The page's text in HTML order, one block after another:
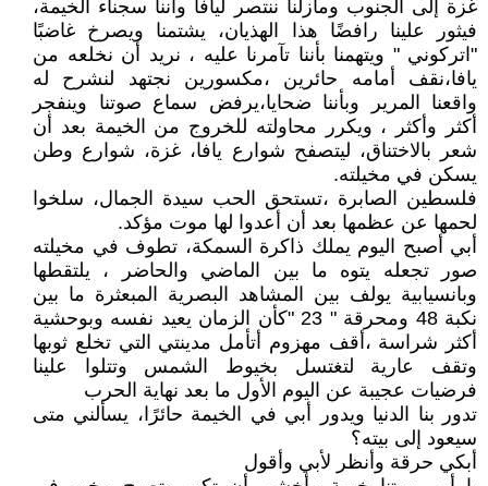
غزة إلى الجنوب ومازلنا ننتصر ليافا وأننا سجناء الخيمة،
فيثور علينا رافضًا هذا الهذيان، يشتمنا ويصرخ غاضبًا
"اتركوني " ويتهمنا بأننا تآمرنا عليه ، نريد أن نخلعه من
يافا،نقف أمامه حائرين ،مكسورين نجتهد لنشرح له
واقعنا المرير وبأننا ضحايا،يرفض سماع صوتنا وينفجر
أكثر وأكثر ، ويكرر محاولته للخروج من الخيمة بعد أن
شعر بالاختناق، ليتصفح شوارع يافا، غزة، شوارع وطن
يسكن في مخيلته.
فلسطين الصابرة ،تستحق الحب سيدة الجمال، سلخوا
لحمها عن عظمها بعد أن أعدوا لها موت مؤكد.
أبي أصبح اليوم يملك ذاكرة السمكة، تطوف في مخيلته
صور تجعله يتوه ما بين الماضي والحاضر ، يلتقطها
وبانسيابية يولف بين المشاهد البصرية المبعثرة ما بين
نكبة 48 ومحرقة " 23 "كأن الزمان يعيد نفسه وبوحشية
أكثر شراسة ،أقف مهزوم أتأمل مدينتي التي تخلع ثوبها
وتقف عارية لتغتسل بخيوط الشمس وتتلوا علينا
فرضيات عجيبة عن اليوم الأول ما بعد نهاية الحرب
تدور بنا الدنيا ويدور أبي في الخيمة حائرًا، يسألني متى
سيعود إلى بيته؟
أبكي حرقة وأنظر لأبي وأقول